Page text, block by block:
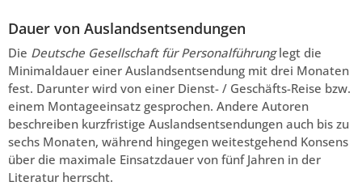
Dauer von Auslandsentsendungen
Die Deutsche Gesellschaft für Personalführunglegt die
Minimaldauer einer Auslandsentsendung mit drei Monaten
fest. Darunter wird von einer Dienst- / Geschäfts-Reise bzw.
einem Montageeinsatz gesprochen. Andere Autoren
beschreiben kurzfristige Auslandsentsendungen auch bis zu
sechs Monaten, während hingegen weitestgehend Konsens
über die maximale Einsatzdauer von fünf Jahren in der
Literatur herrscht.